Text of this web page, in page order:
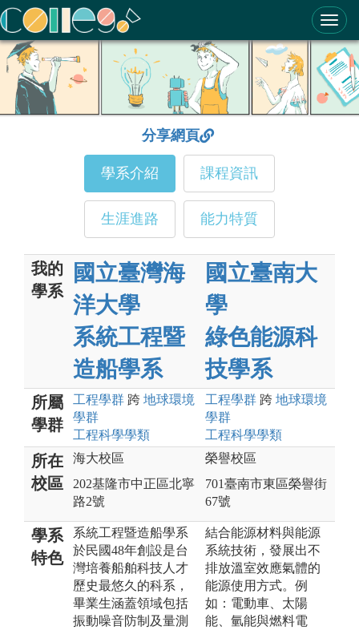
ColleGo! 大學選才與高中育才輔助系統
分享網頁
學系介紹 課程資訊
生涯進路 能力特質
我的
學系
國立臺灣海
洋大學
系統工程暨
造船學系
國立臺南大
學
綠色能源科
技學系
所屬
學群
工程學群 跨 地球環境
學群
工程科學學類
工程學群 跨 地球環境
學群
工程科學學類
所在
校區
海大校區
202基隆市中正區北寧
路2號
榮譽校區
701臺南市東區榮譽街
67號
學系
特色
系統工程暨造船學系
於民國48年創設是台
灣培養船舶科技人才
歷史最悠久的科系，
畢業生涵蓋領域包括
振動噪音防制及量測
結合能源材料與能源
系統技術，發展出不
排放溫室效應氣體的
能源使用方式。例
如：電動車、太陽
能、氫能與燃料電